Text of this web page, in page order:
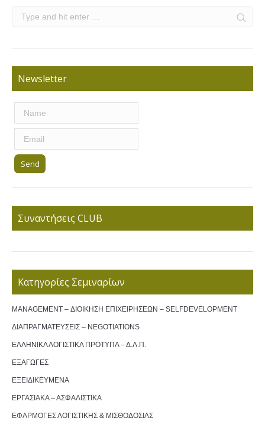
Newsletter
Συναντήσεις CLUB
Κατηγορίες Σεμιναρίων
MANAGEMENT – ΔΙΟΙΚΗΣΗ ΕΠΙΧΕΙΡΗΣΕΩΝ – SELFDEVELOPMENT
ΔΙΑΠΡΑΓΜΑΤΕΥΣΕΙΣ – NEGOTIATIONS
ΕΛΛΗΝΙΚΑ ΛΟΓΙΣΤΙΚΑ ΠΡΟΤΥΠΑ – Δ.Λ.Π.
ΕΞΑΓΩΓΕΣ
ΕΞΕΙΔΙΚΕΥΜΕΝΑ
ΕΡΓΑΣΙΑΚΑ – ΑΣΦΑΛΙΣΤΙΚΑ
ΕΦΑΡΜΟΓΕΣ ΛΟΓΙΣΤΙΚΗΣ & ΜΙΣΘΟΔΟΣΙΑΣ